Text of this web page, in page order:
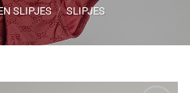
SLIPJES / SLIPJES